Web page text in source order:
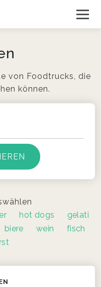
von Foodtrucks, die
können.
hot dogs
gelati
biere wein
fisch